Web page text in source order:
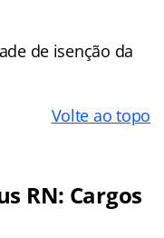
de isenção da
Volte ao topo
RN: Cargos